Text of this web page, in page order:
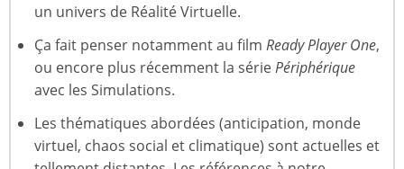
un univers de Réalité Virtuelle.
Ça fait penser notamment au film Ready Player One,
ou encore plus récemment la sériePériphérique
avec les Simulations.
Les thématiques abordées (anticipation, monde
virtuel, chaos social et climatique) sont actuelles et